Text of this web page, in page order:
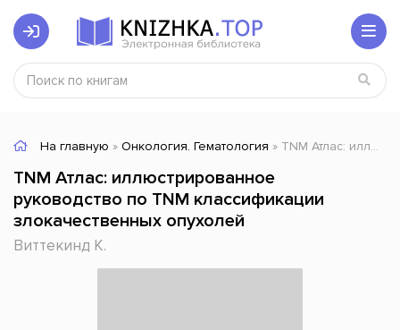
На главную » Онкология. Гематология » TNM Атлас: иллюстрированное руководство по TNM классификации злокачественных опухолей
TNM Атлас: иллюстрированное
руководство по TNM классификации
злокачественных опухолей
Виттекинд К.